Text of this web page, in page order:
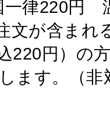
律220円
文が含ま
220円）の
ます。（非